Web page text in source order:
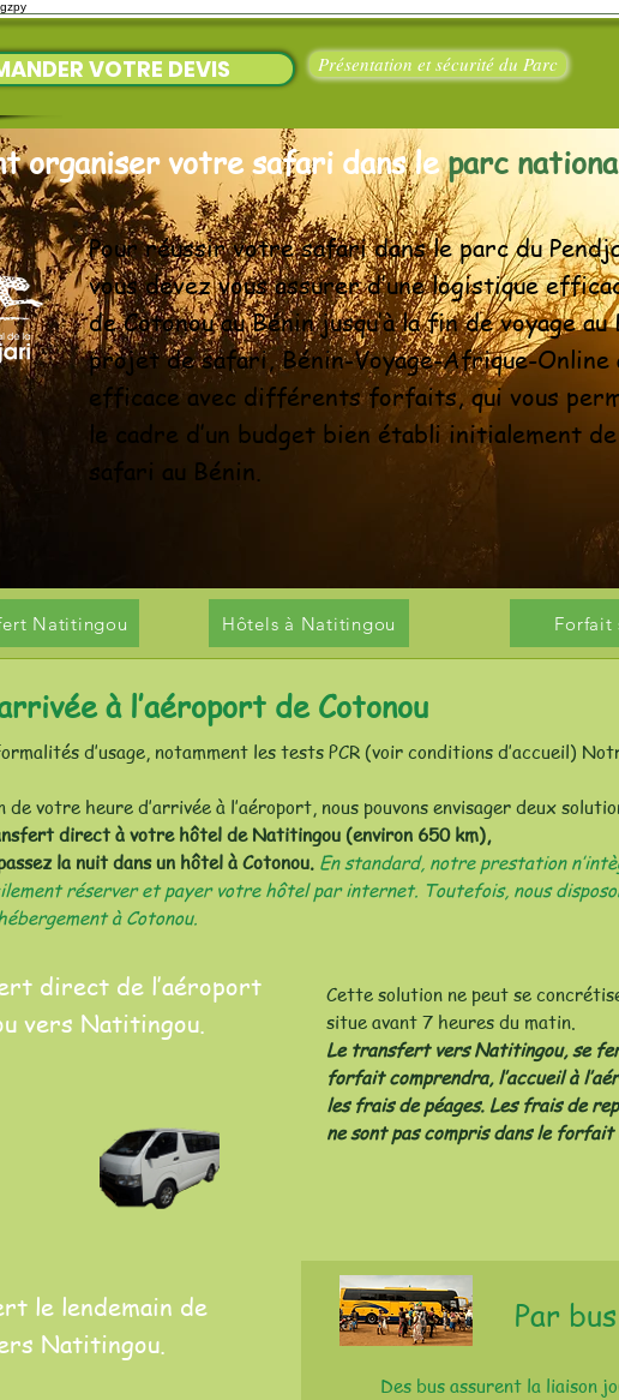
VOTRE DEVIS Présentation et sécurité du Parc
organiser votre safari dans leparc
Pour réussir votre safari dans le parc du
vous devez vous assurer d’une logistique
de Cotonou au Bénin jusqu’à la fin de voyage
projet de safari, Bénin-Voyage-Afrique-Online
efficace avec différents forfaits, qui vous
le cadre d’un budget bien établi initialement
safari au Bénin.
Natitingou Hôtels à Natitingou Forfait
à l’aéroport de Cotonou
d’usage, notamment les tests PCR (voir conditions d’accueil)
de votre heure d’arrivée à l’aéroport, nous pouvons envisager deux
direct à votre hôtel de Natitingou (environ 650 km),
la nuit dans un hôtel à Cotonou. En standard, notre prestation
réserver et payer votre hôtel par internet. Toutefois, nous
à Cotonou.
direct de l’aéroport
vers Natitingou.
Cette solution ne peut se
situe avant 7 heures du matin.
Le transfert vers Natitingou, se
forfait comprendra, l’accueil à
les frais de péages. Les frais de
ne sont pas compris dans le
le lendemain de
Natitingou.
Par
Des bus assurent la liaison